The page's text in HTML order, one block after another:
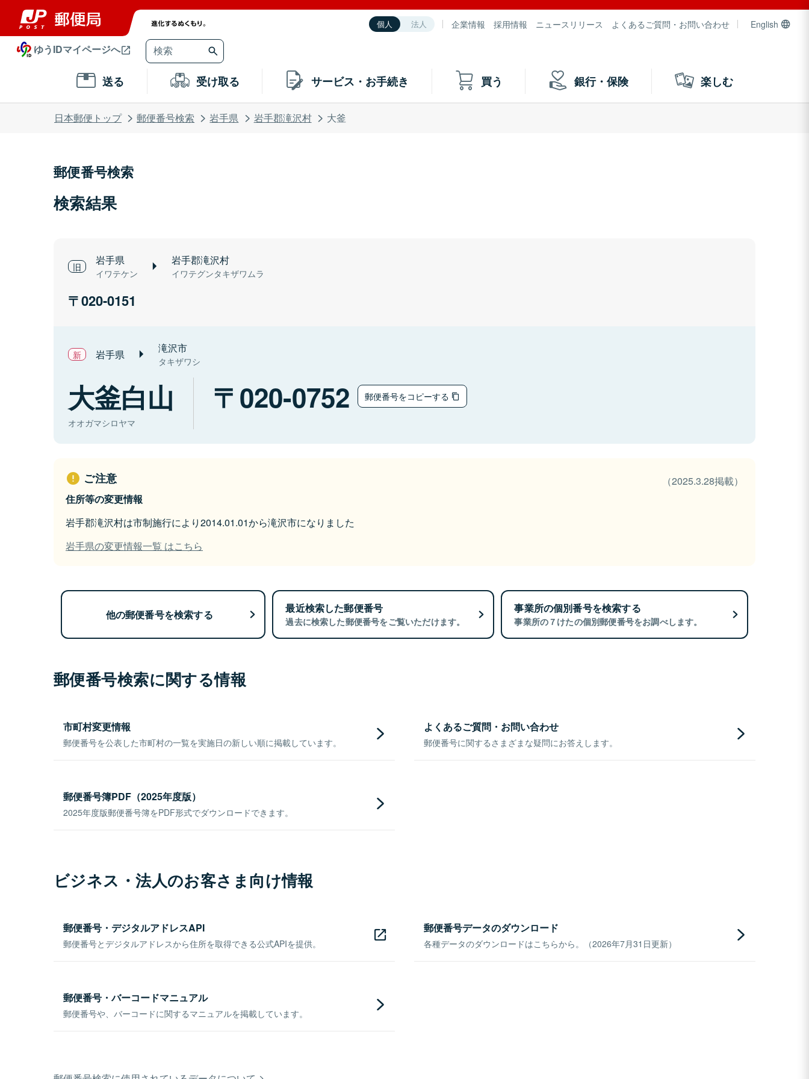
個人 法人 企業情報 採用情報 ニュースリリース よくあるご質問・お問い合わせ English
ゆうIDマイページへ
送る 受け取る サービス・お手続き 買う 銀行・保険 楽しむ
日本郵便トップ 郵便番号検索 岩手県 岩手郡滝沢村 大釜
郵便番号検索
検索結果
岩手県
イワテケン
岩手郡滝沢村
イワテグンタキザワムラ
020-0151
岩手県 滝沢市
タキザワシ
大釜白山
オオガマシロヤマ
020-0752 郵便番号をコピーする
ご注意
（2025.3.28掲載）
住所等の変更情報
岩手郡滝沢村は市制施行により2014.01.01から滝沢市になりました
岩手県の変更情報一覧 はこちら
他の郵便番号を検索する 最近検索した郵便番号
過去に検索した郵便番号をご覧いただけます。
事業所の個別番号を検索する
事業所の７けたの個別郵便番号をお調べします。
郵便番号検索に関する情報
市町村変更情報
郵便番号を公表した市町村の一覧を実施日の新しい順に掲載しています。
よくあるご質問・お問い合わせ
郵便番号に関するさまざまな疑問にお答えします。
郵便番号簿PDF（2025年度版）
2025年度版郵便番号簿をPDF形式でダウンロードできます。
ビジネス・法人のお客さま向け情報
郵便番号・デジタルアドレスAPI
郵便番号とデジタルアドレスから住所を取得できる公式APIを提供。
郵便番号データのダウンロード
各種データのダウンロードはこちらから。（2026年7月31日更新）
郵便番号・バーコードマニュアル
郵便番号や、バーコードに関するマニュアルを掲載しています。